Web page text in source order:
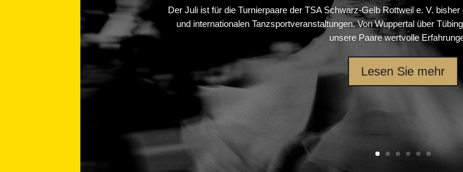
Der Juli ist für die Turnierpaare der TSA Schwarz-Gelb Rottweil e. V.
und internationalen Tanzsportveranstaltungen. Von Wuppertal über
unsere Paare wertvolle
Lesen Sie mehr